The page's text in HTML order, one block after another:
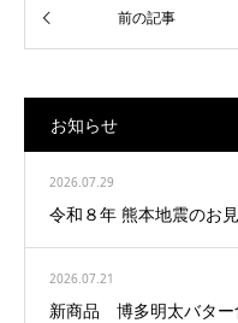
お知らせ
2026.07.29
令和８年 熊本地震のお
2026.07.21
新商品 博多明太バタ